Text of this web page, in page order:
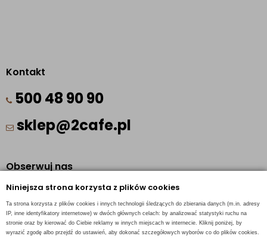
Niniejsza strona korzysta z plików cookies
Ta strona korzysta z plików cookies i innych technologii śledzących do zbierania danych (m.in. adresy
IP, inne identyfikatory internetowe) w dwóch głównych celach: by analizować statystyki ruchu na
stronie oraz by kierować do Ciebie reklamy w innych miejscach w internecie. Kliknij poniżej, by
wyrazić zgodę albo przejdź do ustawień, aby dokonać szczegółowych wyborów co do plików cookies.
Kontakt
500 48 90 90
sklep@2cafe.pl
Obserwuj nas
Facebook
Pinterest
Instagram